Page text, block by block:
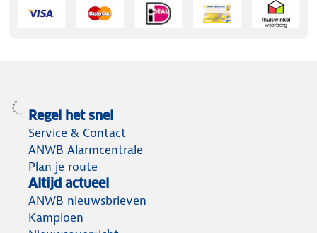
Regel het snel
Service & Contact
ANWB Alarmcentrale
Plan je route
Altijd actueel
ANWB nieuwsbrieven
Kampioen